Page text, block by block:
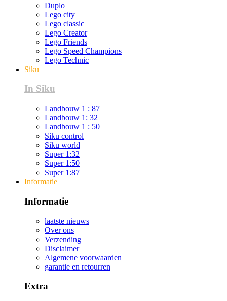
Duplo
Lego city
Lego classic
Lego Creator
Lego Friends
Lego Speed Champions
Lego Technic
Siku
In Siku
Landbouw 1 : 87
Landbouw 1: 32
Landbouw 1 : 50
Siku control
Siku world
Super 1:32
Super 1:50
Super 1:87
Informatie
Informatie
laatste nieuws
Over ons
Verzending
Disclaimer
Algemene voorwaarden
garantie en retourren
Extra